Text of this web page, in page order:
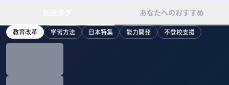
あなたへのおすすめ
教育改革 学習方法 日本特集 能力開発 不登校支援